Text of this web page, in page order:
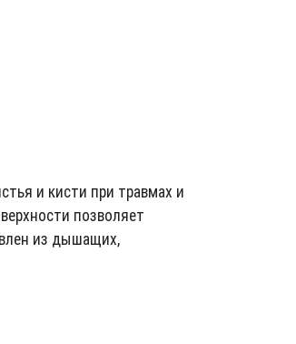
и кисти при травмах и
позволяет
из дышащих,